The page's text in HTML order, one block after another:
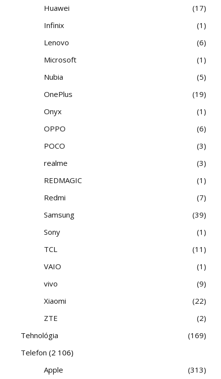
Huawei
17
Infinix
1
Lenovo
6
Microsoft
1
Nubia
5
OnePlus
19
Onyx
1
OPPO
6
POCO
3
realme
3
REDMAGIC
1
Redmi
7
Samsung
39
Sony
1
TCL
11
VAIO
1
vivo
9
Xiaomi
22
ZTE
2
Tehnológia
169
Telefon (2 106)
Apple
313